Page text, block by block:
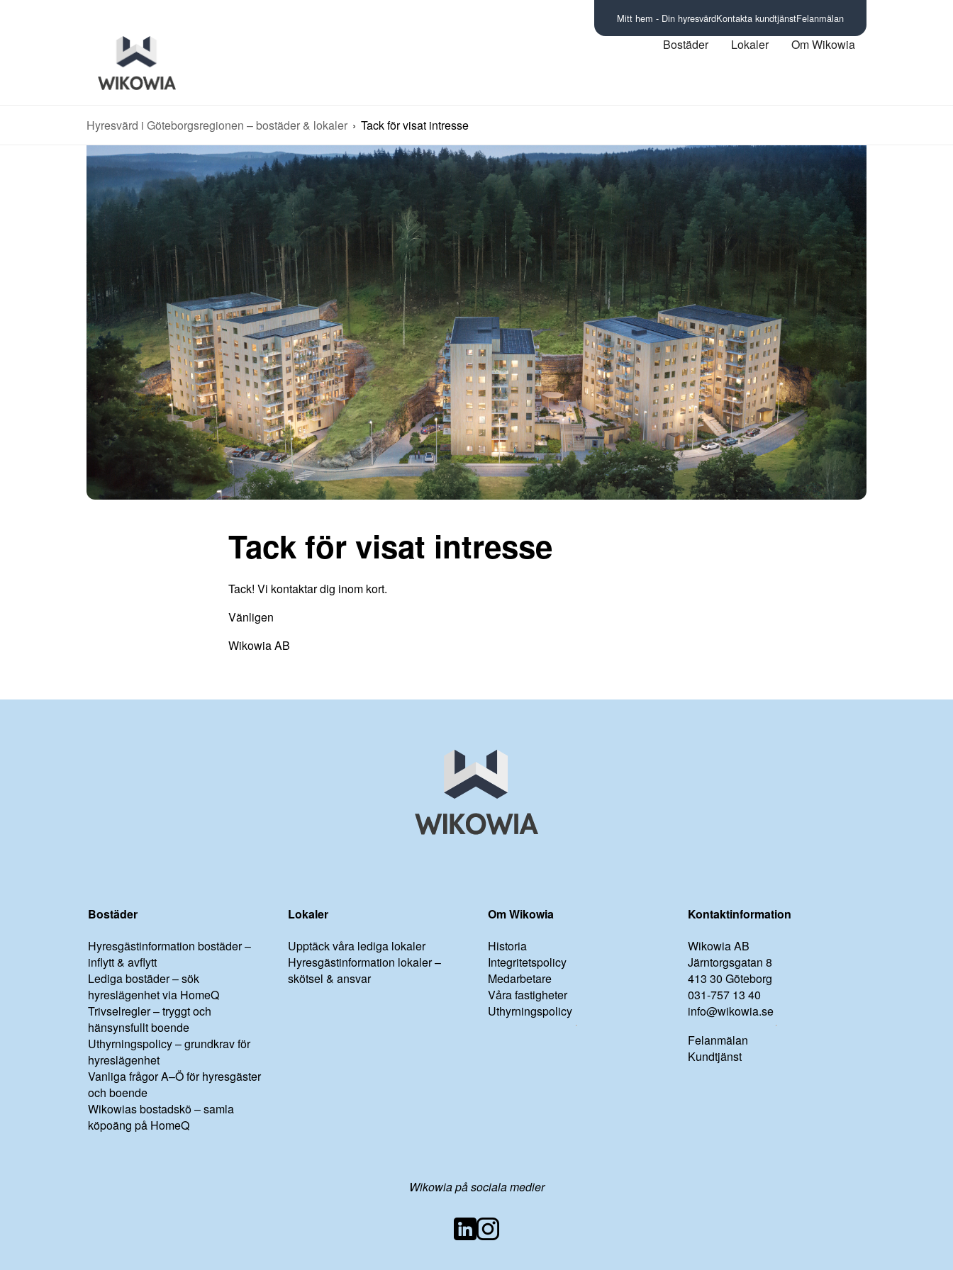
Mitt hem - Din hyresvärdKontakta kundtjänstFelanmälan
Bostäder Lokaler Om Wikowia
Hyresvärd i Göteborgsregionen – bostäder & lokaler Tack för visat intresse
Tack för visat intresse
Tack! Vi kontaktar dig inom kort.
Vänligen
Wikowia AB
Bostäder
Hyresgästinformation bostäder –
inflytt & avflytt
Lediga bostäder – sök
hyreslägenhet via HomeQ
Trivselregler – tryggt och
hänsynsfullt boende
Uthyrningspolicy – grundkrav för
hyreslägenhet
Vanliga frågor A–Ö för hyresgäster
och boende
Wikowias bostadskö – samla
köpoäng på HomeQ
Lokaler
Upptäck våra lediga lokaler
Hyresgästinformation lokaler –
skötsel & ansvar
Om Wikowia
Historia
Integritetspolicy
Medarbetare
Våra fastigheter
Uthyrningspolicy
Kontaktinformation
Wikowia AB
Järntorgsgatan 8
413 30 Göteborg
031-757 13 40
info@wikowia.se
Felanmälan
Kundtjänst
Wikowia på sociala medier